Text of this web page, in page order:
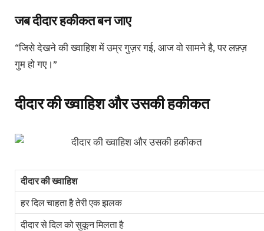
जब दीदार हकीकत बन जाए
“जिसे देखने की ख्वाहिश में उम्र गुज़र गई, आज वो सामने है, पर लफ़्ज़
गुम हो गए।”
दीदार की ख्वाहिश और उसकी हकीकत
दीदार की ख्वाहिश
हर दिल चाहता है तेरी एक झलक
दीदार से दिल को सुकून मिलता है